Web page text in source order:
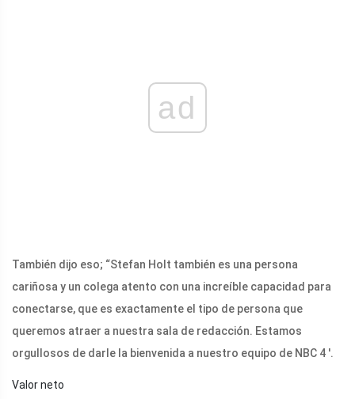
ad
También dijo eso; “Stefan Holt también es una persona
cariñosa y un colega atento con una increíble capacidad para
conectarse, que es exactamente el tipo de persona que
queremos atraer a nuestra sala de redacción. Estamos
orgullosos de darle la bienvenida a nuestro equipo de NBC 4 '.
Valor neto